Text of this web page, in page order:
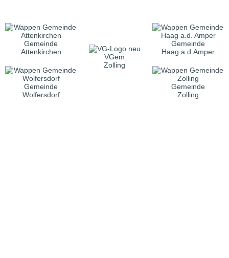
Gemeinde
Attenkirchen
VGem
Zolling
Gemeinde
Haag a.d.Amper
Gemeinde
Wolfersdorf
Gemeinde
Zolling